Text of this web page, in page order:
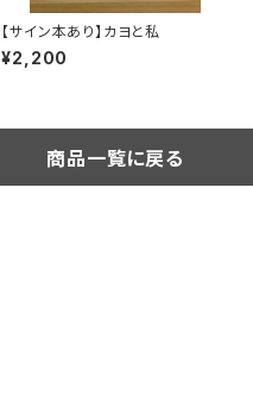
【サイン本あり】カヨと私
¥2,200
商品一覧に戻る